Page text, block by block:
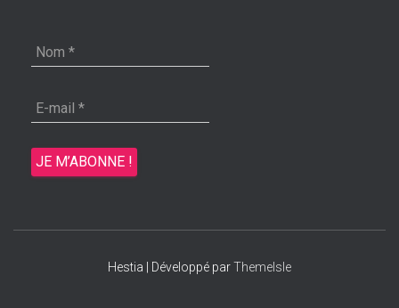
Hestia | Développé parThemeIsle